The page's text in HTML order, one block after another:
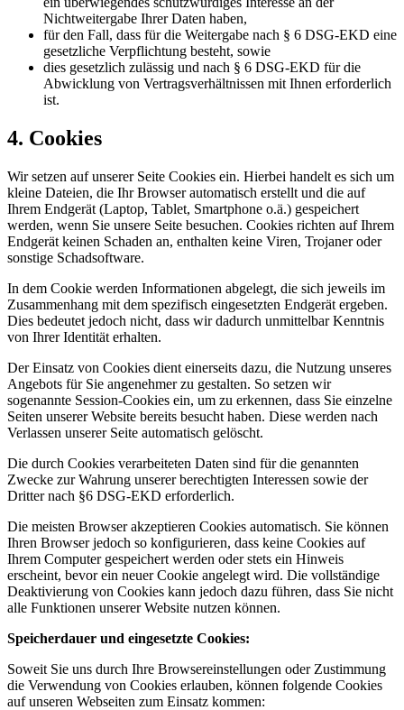
Nichtweitergabe Ihrer Daten haben,
für den Fall, dass für die Weitergabe nach § 6 DSG-EKD eine
gesetzliche Verpflichtung besteht, sowie
dies gesetzlich zulässig und nach § 6 DSG-EKD für die
Abwicklung von Vertragsverhältnissen mit Ihnen erforderlich
ist.
4. Cookies
Wir setzen auf unserer Seite Cookies ein. Hierbei handelt es sich um
kleine Dateien, die Ihr Browser automatisch erstellt und die auf
Ihrem Endgerät (Laptop, Tablet, Smartphone o.ä.) gespeichert
werden, wenn Sie unsere Seite besuchen. Cookies richten auf Ihrem
Endgerät keinen Schaden an, enthalten keine Viren, Trojaner oder
sonstige Schadsoftware.
In dem Cookie werden Informationen abgelegt, die sich jeweils im
Zusammenhang mit dem spezifisch eingesetzten Endgerät ergeben.
Dies bedeutet jedoch nicht, dass wir dadurch unmittelbar Kenntnis
von Ihrer Identität erhalten.
Der Einsatz von Cookies dient einerseits dazu, die Nutzung unseres
Angebots für Sie angenehmer zu gestalten. So setzen wir
sogenannte Session-Cookies ein, um zu erkennen, dass Sie einzelne
Seiten unserer Website bereits besucht haben. Diese werden nach
Verlassen unserer Seite automatisch gelöscht.
Die durch Cookies verarbeiteten Daten sind für die genannten
Zwecke zur Wahrung unserer berechtigten Interessen sowie der
Dritter nach §6 DSG-EKD erforderlich.
Die meisten Browser akzeptieren Cookies automatisch. Sie können
Ihren Browser jedoch so konfigurieren, dass keine Cookies auf
Ihrem Computer gespeichert werden oder stets ein Hinweis
erscheint, bevor ein neuer Cookie angelegt wird. Die vollständige
Deaktivierung von Cookies kann jedoch dazu führen, dass Sie nicht
alle Funktionen unserer Website nutzen können.
Speicherdauer und eingesetzte Cookies:
Soweit Sie uns durch Ihre Browsereinstellungen oder Zustimmung
die Verwendung von Cookies erlauben, können folgende Cookies
auf unseren Webseiten zum Einsatz kommen: